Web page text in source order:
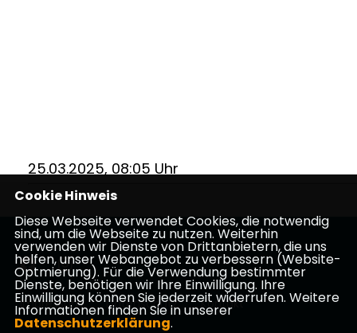
25.03.2025, 08:05 Uhr
Impressum Datenschutz Kontakt
Cookie Hinweis
Diese Webseite verwendet Cookies, die notwendig
sind, um die Webseite zu nutzen. Weiterhin
verwenden wir Dienste von Drittanbietern, die uns
helfen, unser Webangebot zu verbessern (Website-
Optmierung). Für die Verwendung bestimmter
Dienste, benötigen wir Ihre Einwilligung. Ihre
Einwilligung können Sie jederzeit widerrufen. Weitere
Informationen finden Sie in unserer
Datenschutzerklärung.